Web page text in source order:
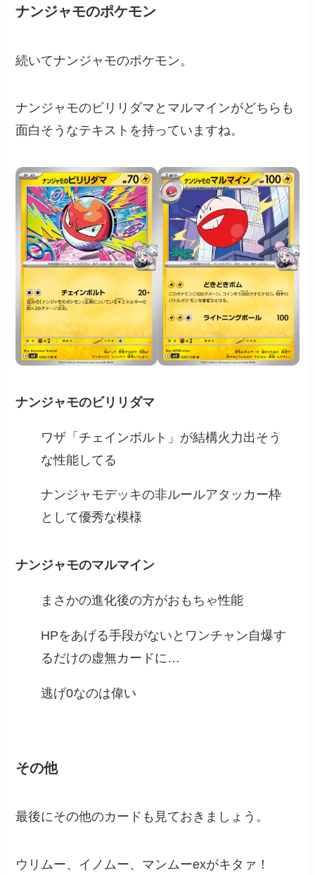
ナンジャモのポケモン
続いてナンジャモのポケモン。
ナンジャモのビリリダマとマルマインがどちらも
面白そうなテキストを持っていますね。
ナンジャモのビリリダマ
ワザ「チェインボルト」が結構火力出そう
な性能してる
ナンジャモデッキの非ルールアタッカー枠
として優秀な模様
ナンジャモのマルマイン
まさかの進化後の方がおもちゃ性能
HPをあげる手段がないとワンチャン自爆す
るだけの虚無カードに…
逃げ0なのは偉い
その他
最後にその他のカードも見ておきましょう。
ウリムー、イノムー、マンムーexがキタァ！